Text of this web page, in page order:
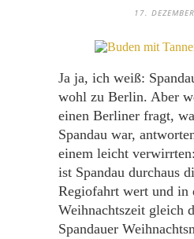
17.
Ja ja, ich weiß:
wohl zu Berlin. Aber
einen Berliner fragt,
Spandau war,
einem leicht
ist Spandau durchaus
Regiofahrt wert und in
Weihnachtszeit gleich
Spandauer